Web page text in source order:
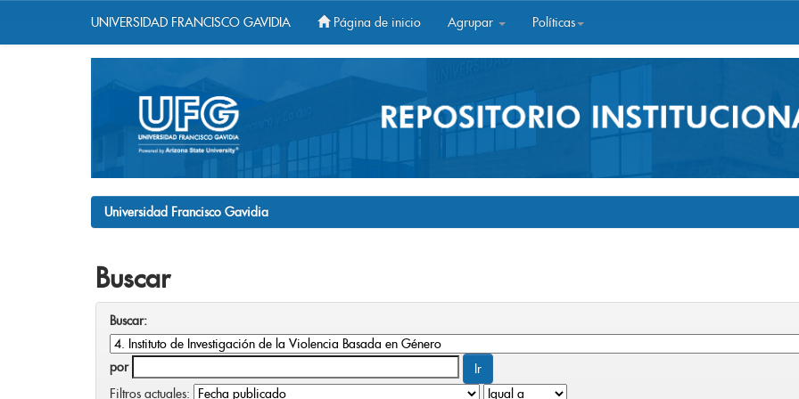
UNIVERSIDAD FRANCISCO GAVIDIA Página de inicio Agrupar Políticas
Universidad Francisco Gavidia
Buscar
Buscar:
por
Filtros actuales: